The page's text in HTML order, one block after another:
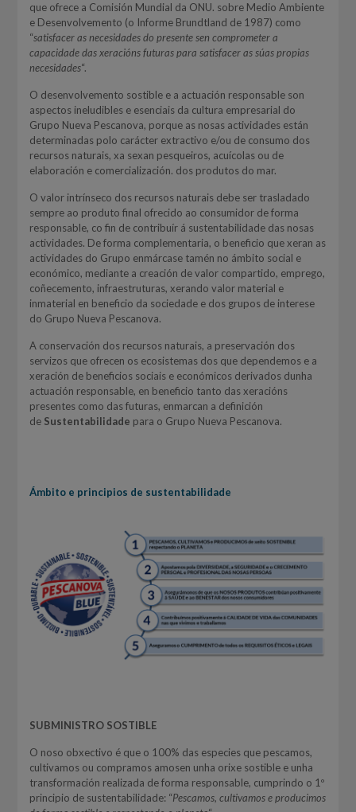
que ofrece a Comisión Mundial da ONU. sobre Medio Ambiente
e Desenvolvemento (o Informe Brundtland de 1987) como
“satisfacer as necesidades do presente sen comprometer a
capacidade das xeracións futuras para satisfacer as súas propias
necesidades“.
O desenvolvemento sostible e a actuación responsable son
aspectos ineludibles e esenciais da cultura empresarial do
Grupo Nueva Pescanova, porque as nosas actividades están
determinadas polo carácter extractivo e/ou de consumo dos
recursos naturais, xa sexan pesqueiros, acuícolas ou de
elaboración e comercialización. dos produtos do mar.
O valor intrínseco dos recursos naturais debe ser trasladado
sempre ao produto final ofrecido ao consumidor de forma
responsable, co fin de contribuír á sustentabilidade das nosas
actividades. De forma complementaria, o beneficio que xeran as
actividades do Grupo enmárcase tamén no ámbito social e
económico, mediante a creación de valor compartido, emprego,
coñecemento, infraestruturas, xerando valor material e
inmaterial en beneficio da sociedade e dos grupos de interese
do Grupo Nueva Pescanova.
A conservación dos recursos naturais, a preservación dos
servizos que ofrecen os ecosistemas dos que dependemos e a
xeración de beneficios sociais e económicos derivados dunha
actuación responsable, en beneficio tanto das xeracións
presentes como das futuras, enmarcan a definición
de Sustentabilidade para o Grupo Nueva Pescanova.
Ámbito e principios de sustentabilidade
SUBMINISTRO SOSTIBLE
O noso obxectivo é que o 100% das especies que pescamos,
cultivamos ou compramos amosen unha orixe sostible e unha
transformación realizada de forma responsable, cumprindo o 1º
principio de sustentabilidade: “Pescamos, cultivamos e producimos